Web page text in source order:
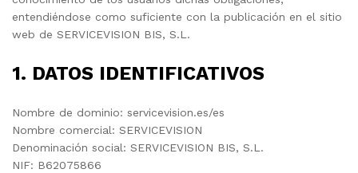
entendiéndose como suficiente con la publicación en el sitio
web de SERVICEVISION BIS, S.L.
1. DATOS IDENTIFICATIVOS
Nombre de dominio: servicevision.es/es
Nombre comercial: SERVICEVISION
Denominación social: SERVICEVISION BIS, S.L.
NIF: B62075866